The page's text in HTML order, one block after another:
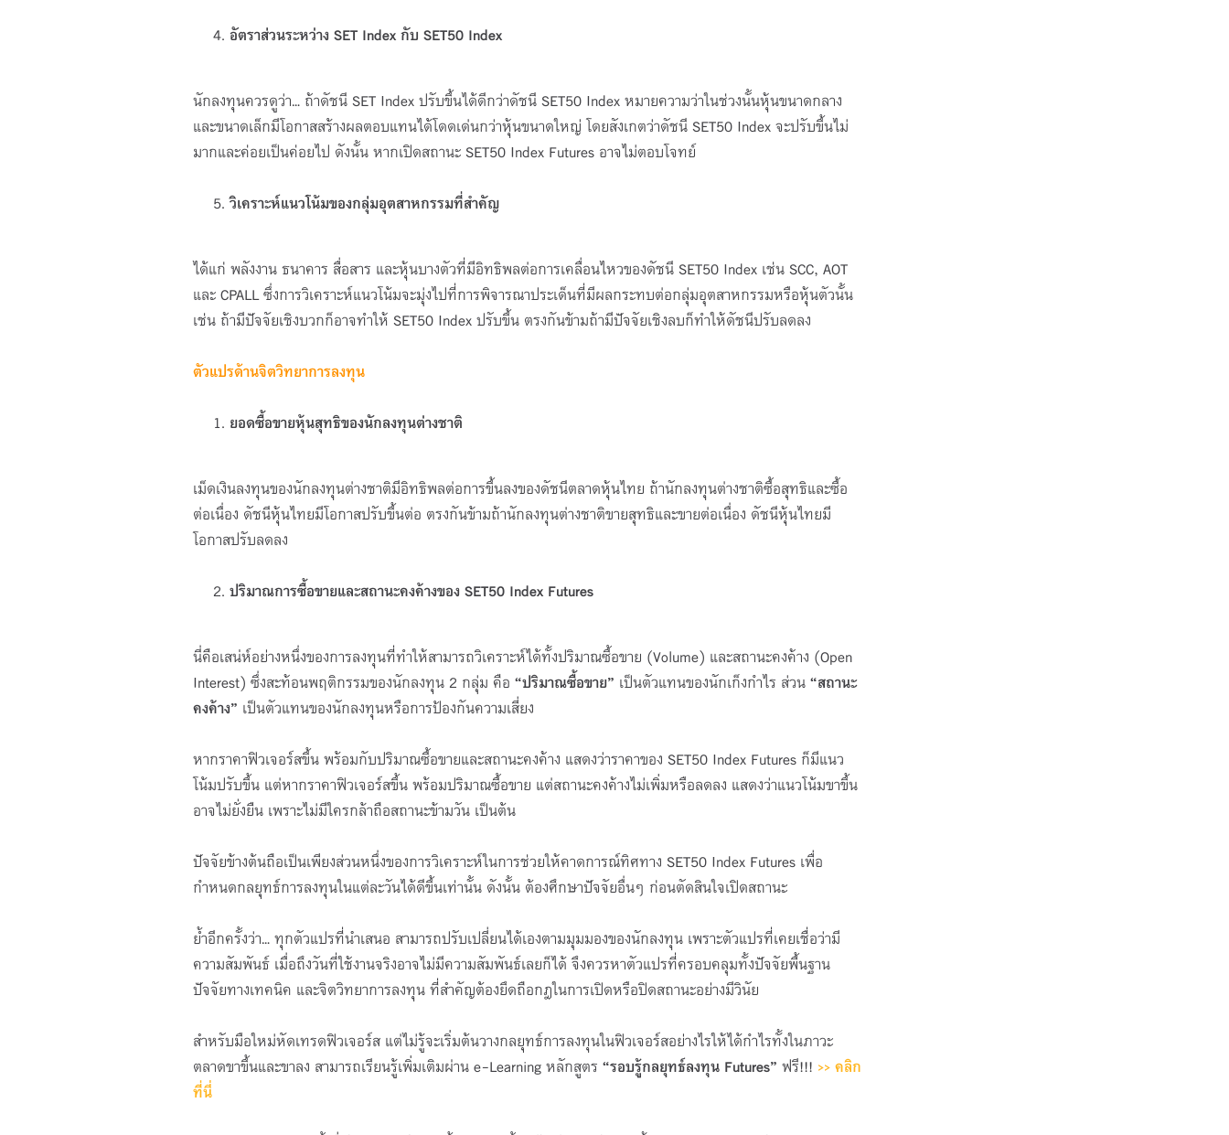
อัตราส่วนระหว่าง SET Index กับ SET50 Index
นักลงทุนควรดูว่า... ถ้าดัชนี SET Index ปรับขึ้นได้ดีกว่าดัชนี SET50 Index หมายความว่าในช่วงนั้นหุ้นขนาดกลาง
และขนาดเล็กมีโอกาสสร้างผลตอบแทนได้โดดเด่นกว่าหุ้นขนาดใหญ่ โดยสังเกตว่าดัชนี SET50 Index จะปรับขึ้นไม่
มากและค่อยเป็นค่อยไป ดังนั้น หากเปิดสถานะ SET50 Index Futures อาจไม่ตอบโจทย์
วิเคราะห์แนวโน้มของกลุ่มอุตสาหกรรมที่สำคัญ
ได้แก่ พลังงาน ธนาคาร สื่อสาร และหุ้นบางตัวที่มีอิทธิพลต่อการเคลื่อนไหวของดัชนี SET50 Index เช่น SCC, AOT
และ CPALL ซึ่งการวิเคราะห์แนวโน้มจะมุ่งไปที่การพิจารณาประเด็นที่มีผลกระทบต่อกลุ่มอุตสาหกรรมหรือหุ้นตัวนั้น
เช่น ถ้ามีปัจจัยเชิงบวกก็อาจทำให้ SET50 Index ปรับขึ้น ตรงกันข้ามถ้ามีปัจจัยเชิงลบก็ทำให้ดัชนีปรับลดลง
ตัวแปรด้านจิตวิทยาการลงทุน
ยอดซื้อขายหุ้นสุทธิของนักลงทุนต่างชาติ
เม็ดเงินลงทุนของนักลงทุนต่างชาติมีอิทธิพลต่อการขึ้นลงของดัชนีตลาดหุ้นไทย ถ้านักลงทุนต่างชาติซื้อสุทธิและซื้อ
ต่อเนื่อง ดัชนีหุ้นไทยมีโอกาสปรับขึ้นต่อ ตรงกันข้ามถ้านักลงทุนต่างชาติขายสุทธิและขายต่อเนื่อง ดัชนีหุ้นไทยมี
โอกาสปรับลดลง
ปริมาณการซื้อขายและสถานะคงค้างของ SET50 Index Futures
นี่คือเสน่ห์อย่างหนึ่งของการลงทุนที่ทำให้สามารถวิเคราะห์ได้ทั้งปริมาณซื้อขาย (Volume) และสถานะคงค้าง (Open
Interest) ซึ่งสะท้อนพฤติกรรมของนักลงทุน 2 กลุ่ม คือ “ปริมาณซื้อขาย” เป็นตัวแทนของนักเก็งกำไร ส่วน“สถานะ
คงค้าง” เป็นตัวแทนของนักลงทุนหรือการป้องกันความเสี่ยง
หากราคาฟิวเจอร์สขึ้น พร้อมกับปริมาณซื้อขายและสถานะคงค้าง แสดงว่าราคาของ SET50 Index Futures ก็มีแนว
โน้มปรับขึ้น แต่หากราคาฟิวเจอร์สขึ้น พร้อมปริมาณซื้อขาย แต่สถานะคงค้างไม่เพิ่มหรือลดลง แสดงว่าแนวโน้มขาขึ้น
อาจไม่ยั่งยืน เพราะไม่มีใครกล้าถือสถานะข้ามวัน เป็นต้น
ปัจจัยข้างต้นถือเป็นเพียงส่วนหนึ่งของการวิเคราะห์ในการช่วยให้คาดการณ์ทิศทาง SET50 Index Futures เพื่อ
กำหนดกลยุทธ์การลงทุนในแต่ละวันได้ดีขึ้นเท่านั้น ดังนั้น ต้องศึกษาปัจจัยอื่นๆ ก่อนตัดสินใจเปิดสถานะ
ย้ำอีกครั้งว่า... ทุกตัวแปรที่นำเสนอ สามารถปรับเปลี่ยนได้เองตามมุมมองของนักลงทุน เพราะตัวแปรที่เคยเชื่อว่ามี
ความสัมพันธ์ เมื่อถึงวันที่ใช้งานจริงอาจไม่มีความสัมพันธ์เลยก็ได้ จึงควรหาตัวแปรที่ครอบคลุมทั้งปัจจัยพื้นฐาน
ปัจจัยทางเทคนิค และจิตวิทยาการลงทุน ที่สำคัญต้องยึดถือกฎในการเปิดหรือปิดสถานะอย่างมีวินัย
สำหรับมือใหม่หัดเทรดฟิวเจอร์ส แต่ไม่รู้จะเริ่มต้นวางกลยุทธ์การลงทุนในฟิวเจอร์สอย่างไรให้ได้กำไรทั้งในภาวะ
ตลาดขาขึ้นและขาลง สามารถเรียนรู้เพิ่มเติมผ่าน e-Learning หลักสูตร “รอบรู้กลยุทธ์ลงทุน Futures” ฟรี!!! >> คลิก
ที่นี่